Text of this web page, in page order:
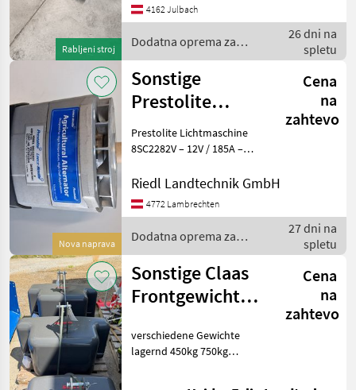
Rabljeni stroj
4162 Julbach
Dodatna oprema za
traktorje / Scharmüller
26 dni na
spletu
Nova naprava
Sonstige
Prestolite
Lichtmaschine
8SC2282V – 12V /
Cena
na
zahtevo
Prestolite Lichtmaschine
8SC2282V – 12V / 185A –
Zum Verkauf steht eine
Neville Lichtmaschine
Riedl Landtechnik GmbH
4772 Lambrechten
Dodatna oprema za
traktorje / Sonstige
27 dni na
spletu
Sonstige Claas
Frontgewicht
1050kg
Cena
na
zahtevo
verschiedene Gewichte
lagernd 450kg 750kg